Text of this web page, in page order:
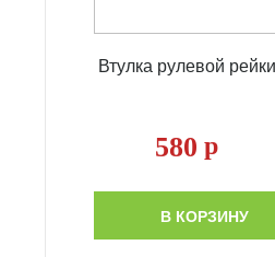
Втулка рулевой рейки
580 р
В КОРЗИНУ